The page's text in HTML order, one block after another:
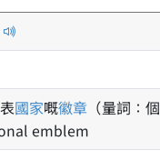
國家嘅徽章 （量詞：個
emblem